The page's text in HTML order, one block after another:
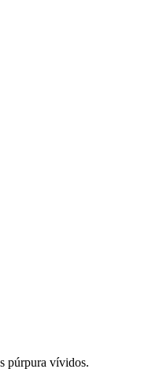
púrpura vívidos.